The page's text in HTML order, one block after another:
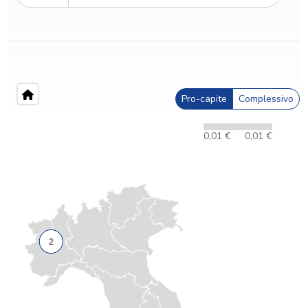
Pro-capite Complessivo
0,01 € 0,01 €